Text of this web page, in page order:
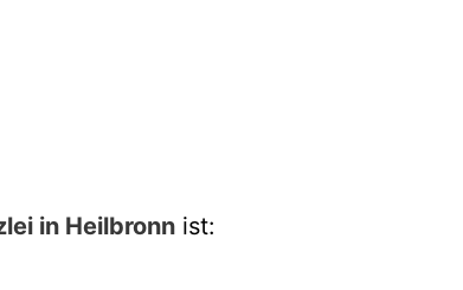
in Heilbronn ist: